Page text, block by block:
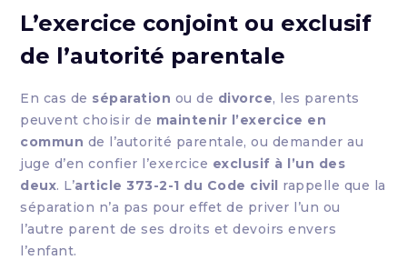
L’exercice conjoint ou exclusif
de l’autorité parentale
En cas de séparation ou de divorce, les parents
peuvent choisir de maintenir l’exercice en
commun de l’autorité parentale, ou demander au
juge d’en confier l’exercice exclusif à l’un des
deux. L’article 373-2-1 du Code civil rappelle que la
séparation n’a pas pour effet de priver l’un ou
l’autre parent de ses droits et devoirs envers
l’enfant.